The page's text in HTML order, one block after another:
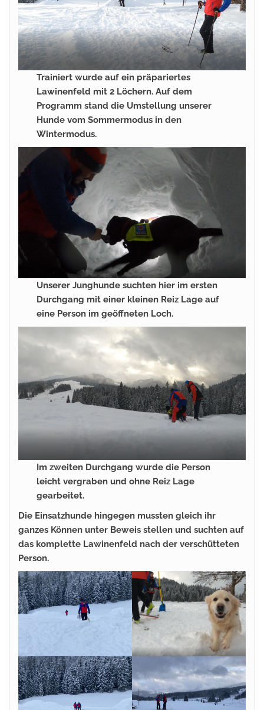
Trainiert wurde auf ein präpariertes
Lawinenfeld mit 2 Löchern. Auf dem
Programm stand die Umstellung unserer
Hunde vom Sommermodus in den
Wintermodus.
Unserer Junghunde suchten hier im ersten
Durchgang mit einer kleinen Reiz Lage auf
eine Person im geöffneten Loch.
Im zweiten Durchgang wurde die Person
leicht vergraben und ohne Reiz Lage
gearbeitet.
Die Einsatzhunde hingegen mussten gleich ihr
ganzes Können unter Beweis stellen und suchten auf
das komplette Lawinenfeld nach der verschütteten
Person.